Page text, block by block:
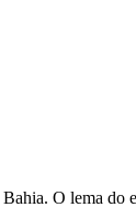
O lema do